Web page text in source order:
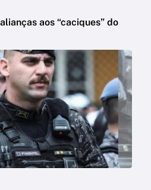
aos “caciques” do